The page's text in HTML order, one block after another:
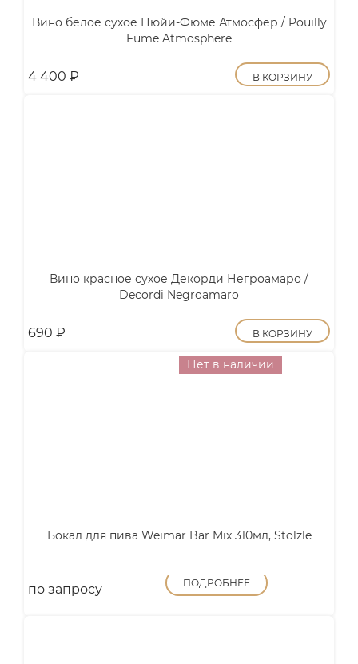
Вино белое сухое Пюйи-Фюме Атмосфер / Pouilly
Fume Atmosphere
4 400 ₽ В КОРЗИНУ
Вино красное сухое Декорди Негроамаро /
Decordi Negroamaro
690 ₽ В КОРЗИНУ
Нет в наличии
Бокал для пива Weimar Bar Mix 310мл, Stolzle
по запросу ПОДРОБНЕЕ